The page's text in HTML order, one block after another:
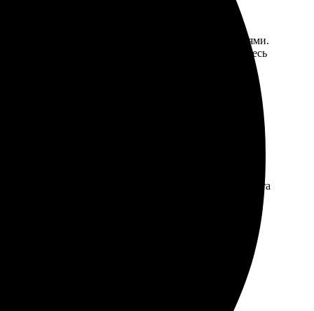
Поддержка помогла определиться с деталями.
Доставка прошла без задержек и изъянов. Весь
выбрала стиль, затем отправила фото. Работа
Рекомендую всем!